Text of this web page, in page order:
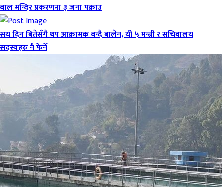
बाल मन्दिर प्रकरणमा ३ जना पक्राउ
सय दिन बितेसँगै थप आक्रामक बन्दै बालेन, यी ५ मन्त्री र सचिवालय
सदस्यहरु नै फेर्ने